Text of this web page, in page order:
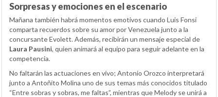
Sorpresas y emociones en el escenario
Mañana también habrá momentos emotivos cuando Luis Fonsi
comparta recuerdos sobre su amor por Venezuela junto a la
concursante Evolett. Además, recibirán un mensaje especial de
Laura Pausini, quien animará al equipo para seguir adelante en la
competencia.
No faltarán las actuaciones en vivo; Antonio Orozco interpretará
junto a Antoñito Molina uno de sus temas más conocidos titulado
“Entre sobras y sobras, me faltas”, mientras que Melody se unirá a